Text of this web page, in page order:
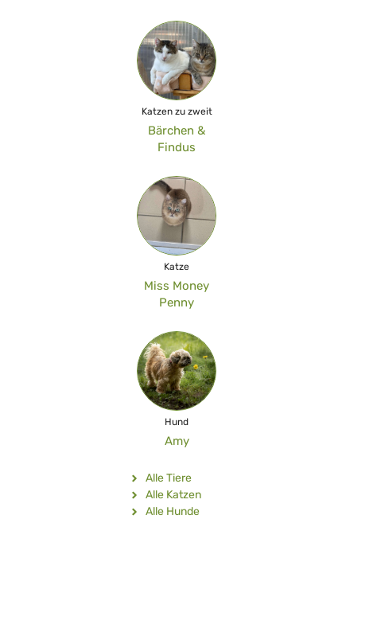
Katzen zu zweit
Bärchen &
Findus
Katze
Miss Money
Penny
Hund
Amy
Alle Tiere
Alle Katzen
Alle Hunde